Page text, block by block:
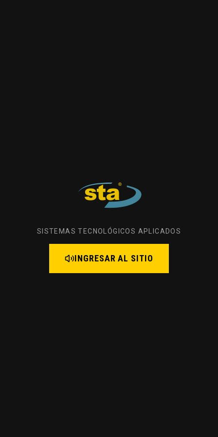
SISTEMAS TECNOLÓGICOS APLICADOS
INGRESAR AL SITIO